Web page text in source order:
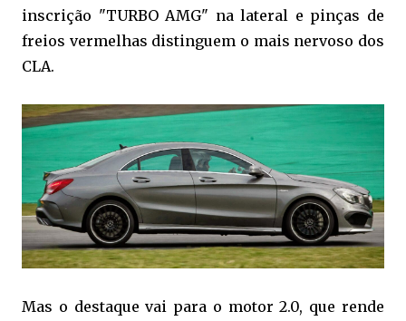
inscrição "TURBO AMG" na lateral e pinças de
freios vermelhas distinguem o mais nervoso dos
CLA.
Mas o destaque vai para o motor 2.0, que rende